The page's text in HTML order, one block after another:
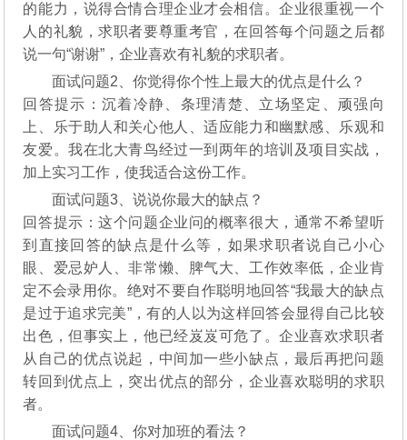
的能力，说得合情合理企业才会相信。企业很重视一个
人的礼貌，求职者要尊重考官，在回答每个问题之后都
说一句“谢谢”，企业喜欢有礼貌的求职者。
面试问题2、你觉得你个性上最大的优点是什么？
回答提示：沉着冷静、条理清楚、立场坚定、顽强向
上、乐于助人和关心他人、适应能力和幽默感、乐观和
友爱。我在北大青鸟经过一到两年的培训及项目实战，
加上实习工作，使我适合这份工作。
面试问题3、说说你最大的缺点？
回答提示：这个问题企业问的概率很大，通常不希望听
到直接回答的缺点是什么等，如果求职者说自己小心
眼、爱忌妒人、非常懒、脾气大、工作效率低，企业肯
定不会录用你。绝对不要自作聪明地回答“我最大的缺点
是过于追求完美”，有的人以为这样回答会显得自己比较
出色，但事实上，他已经岌岌可危了。企业喜欢求职者
从自己的优点说起，中间加一些小缺点，最后再把问题
转回到优点上，突出优点的部分，企业喜欢聪明的求职
者。
面试问题4、你对加班的看法？